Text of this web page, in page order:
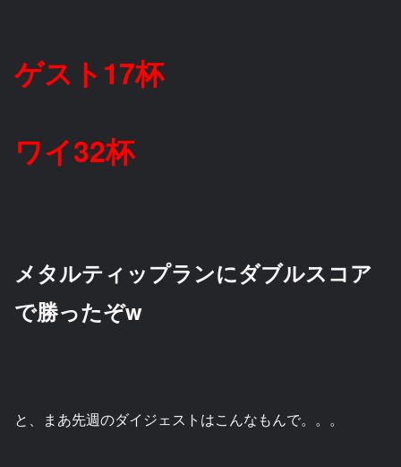
ゲスト17杯
ワイ32杯
メタルティップランにダブルスコア
で勝ったぞw
と、まあ先週のダイジェストはこんなもんで。。。